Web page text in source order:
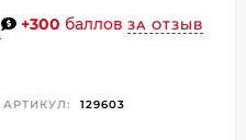
+300 баллов ЗА ОТЗЫВ
АРТИКУЛ: 129603
02-51